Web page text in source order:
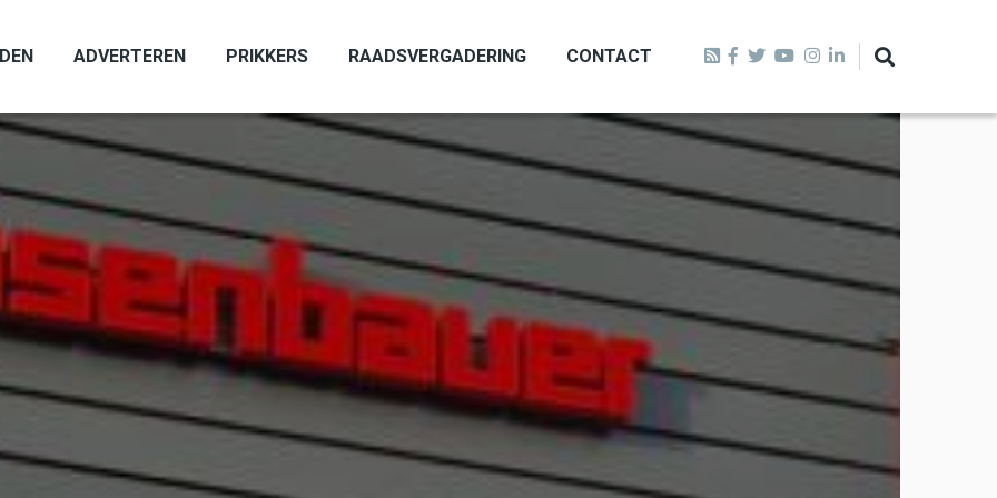
ADVERTEREN PRIKKERS RAADSVERGADERING CONTACT